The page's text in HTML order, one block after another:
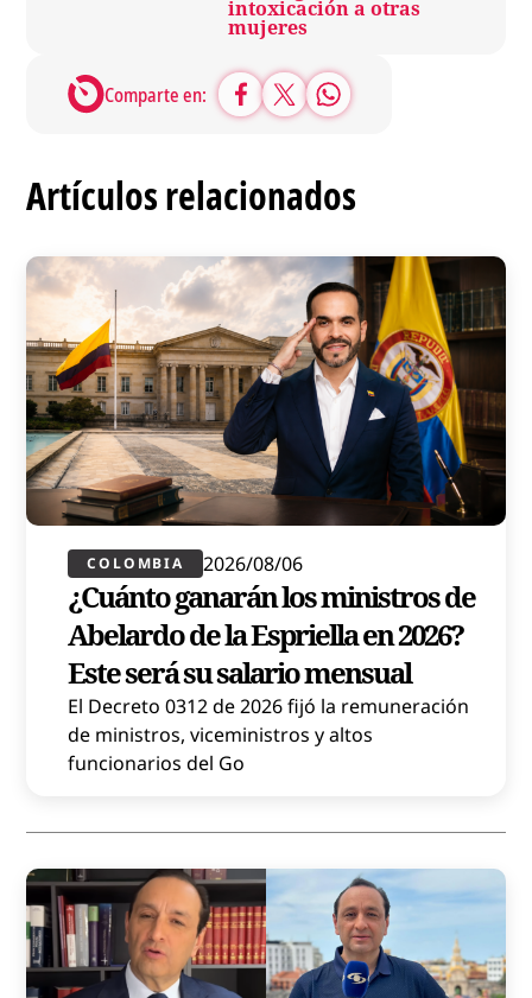
intoxicación a otras
mujeres
Comparte en:
Artículos relacionados
COLOMBIA 2026/08/06
¿Cuánto ganarán los ministros de
Abelardo de la Espriella en 2026?
Este será su salario mensual
El Decreto 0312 de 2026 fijó la remuneración
de ministros, viceministros y altos
funcionarios del Go